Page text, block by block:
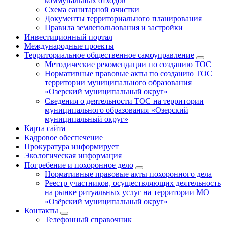
Схема санитарной очистки
Документы территориального планирования
Правила землепользования и застройки
Инвестиционный портал
Международные проекты
Территориальное общественное самоуправление
Методические рекомендации по созданию ТОС
Нормативные правовые акты по созданию ТОС
территории муниципального образования
«Озерский муниципальный округ»
Сведения о деятельности ТОС на территории
муниципального образования «Озерский
муниципальный округ»
Карта сайта
Кадровое обеспечение
Прокуратура информирует
Экологическая информация
Погребение и похоронное дело
Нормативные правовые акты похоронного дела
Реестр участников, осуществляющих деятельность
на рынке ритуальных услуг на территории МО
«Озёрский муниципальный округ»
Контакты
Телефонный справочник